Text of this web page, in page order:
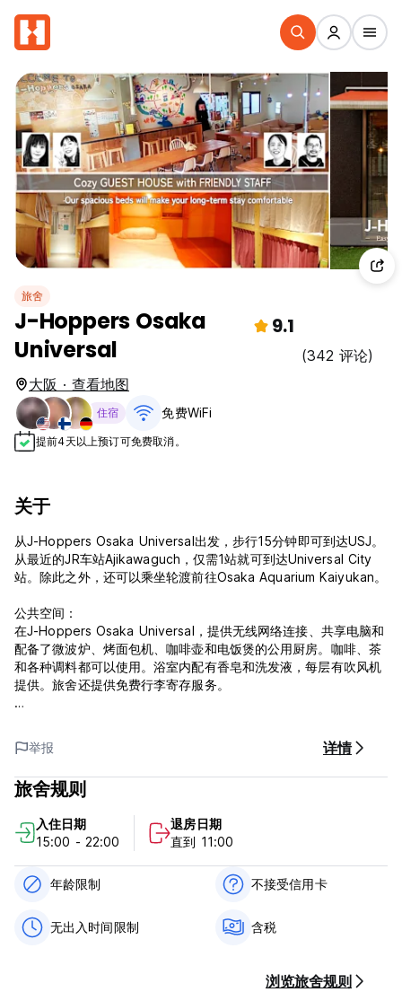
旅舍
J-Hoppers Osaka
Universal
9.1
(342 评论)
大阪 · 查看地图
住宿 免费WiFi
提前4天以上预订可免费取消。
关于
从J-Hoppers Osaka Universal出发，步行15分钟即可到达USJ。
从最近的JR车站Ajikawaguch，仅需1站就可到达Universal City
站。除此之外，还可以乘坐轮渡前往Osaka Aquarium Kaiyukan。
公共空间：
在J-Hoppers Osaka Universal，提供无线网络连接、共享电脑和
配备了微波炉、烤面包机、咖啡壶和电饭煲的公用厨房。咖啡、茶
和各种调料都可以使用。浴室内配有香皂和洗发液，每层有吹风机
提供。旅舍还提供免费行李寄存服务。
宿舍间内的床位配备了个人阅读灯、插座和窗帘。
私人间（共用浴室）：
A型：日式客房配有2个loft床，适合4人入住。
举报 详情
旅舍规则
入住日期
15:00 - 22:00
退房日期
直到 11:00
年龄限制 不接受信用卡
无出入时间限制 含税
浏览旅舍规则